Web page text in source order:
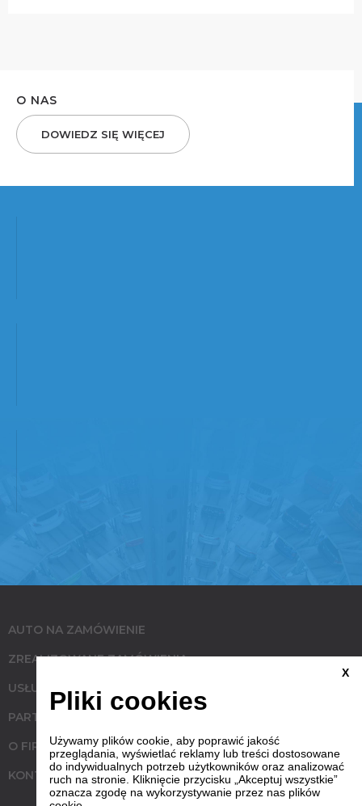
O NAS
DOWIEDZ SIĘ WIĘCEJ
AUTO NA ZAMÓWIENIE
ZREALIZOWANE ZAMÓWIENIA
USŁUGI
PARTNERZY
O FIRMIE
KONTAKT
X
Pliki cookies
Używamy plików cookie, aby poprawić jakość
przeglądania, wyświetlać reklamy lub treści dostosowane
do indywidualnych potrzeb użytkowników oraz analizować
ruch na stronie. Kliknięcie przycisku „Akceptuj wszystkie”
oznacza zgodę na wykorzystywanie przez nas plików